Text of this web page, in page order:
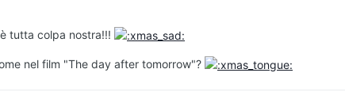
tutta colpa nostra!!!
nel film "The day after tomorrow"?